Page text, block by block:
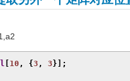
10 , { 3 , 3 }];